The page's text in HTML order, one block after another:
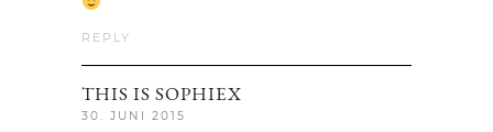
REPLY
THIS IS SOPHIEX
30. JUNI 2015